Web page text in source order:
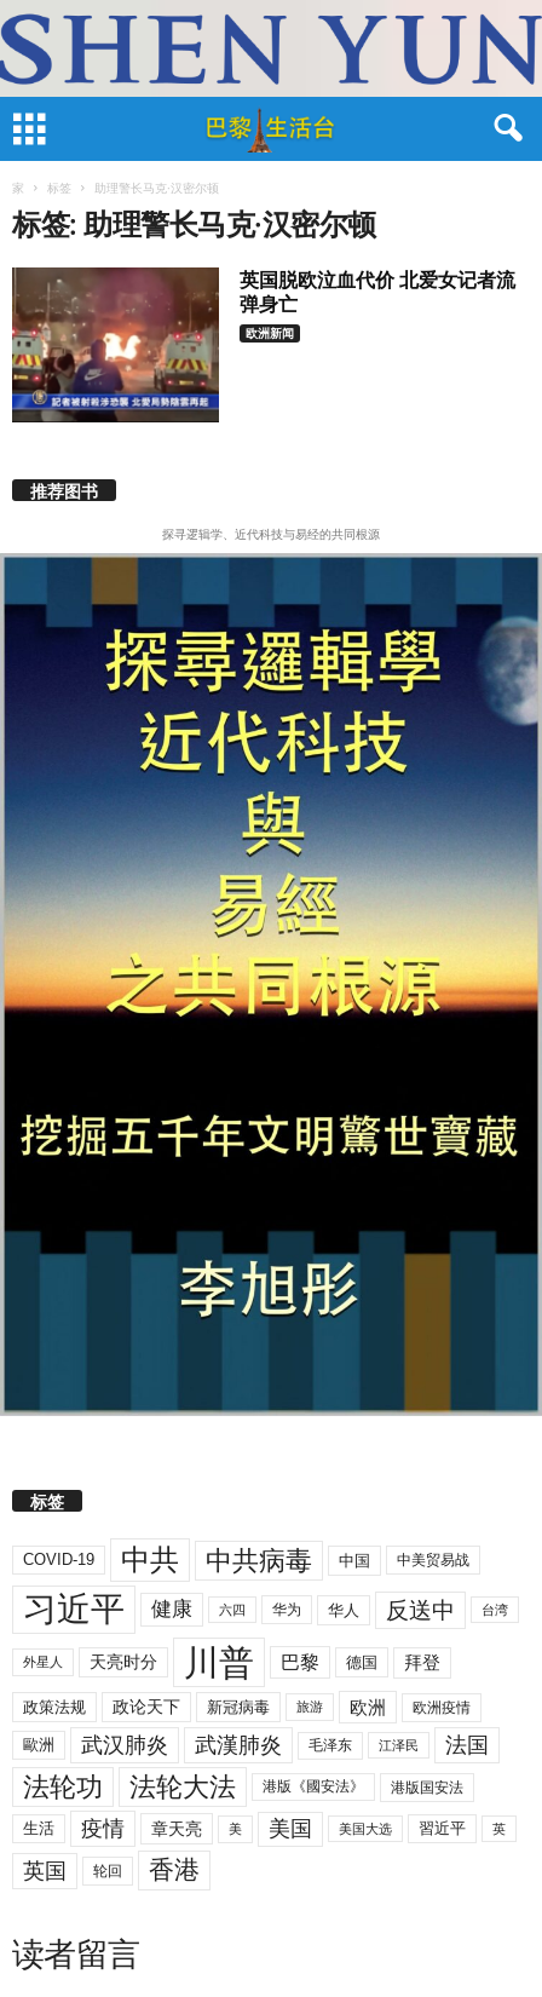
家 标签 助理警长马克·汉密尔顿
标签: 助理警长马克·汉密尔顿
英国脱欧泣血代价 北爱女记者流
弹身亡
欧洲新闻
推荐图书
探寻逻辑学、近代科技与易经的共同根源
标签
COVID-19 中共 中共病毒 中国 中美贸易战
习近平 健康 六四 华为 华人 反送中 台湾
外星人 天亮时分 川普 巴黎 德国 拜登
政策法规 政论天下 新冠病毒 旅游 欧洲 欧洲疫情
歐洲 武汉肺炎 武漢肺炎 毛泽东 江泽民 法国
法轮功 法轮大法 港版《國安法》 港版国安法
生活 疫情 章天亮 美 美国 美国大选 習近平 英
英国 轮回 香港
读者留言